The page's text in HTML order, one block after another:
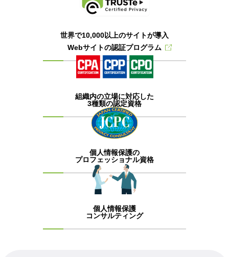
世界で10,000以上のサイトが導入
Webサイトの認証プログラム
組織内の立場に対応した
3種類の認定資格
個人情報保護の
プロフェッショナル資格
個人情報保護
コンサルティング